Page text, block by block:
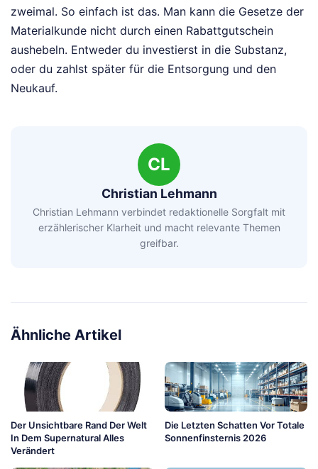
zweimal. So einfach ist das. Man kann die Gesetze der
Materialkunde nicht durch einen Rabattgutschein
aushebeln. Entweder du investierst in die Substanz,
oder du zahlst später für die Entsorgung und den
Neukauf.
CL
Christian Lehmann
Christian Lehmann verbindet redaktionelle Sorgfalt mit
erzählerischer Klarheit und macht relevante Themen
greifbar.
Ähnliche Artikel
Der Unsichtbare Rand Der Welt
In Dem Supernatural Alles
Verändert
Die Letzten Schatten Vor Totale
Sonnenfinsternis 2026